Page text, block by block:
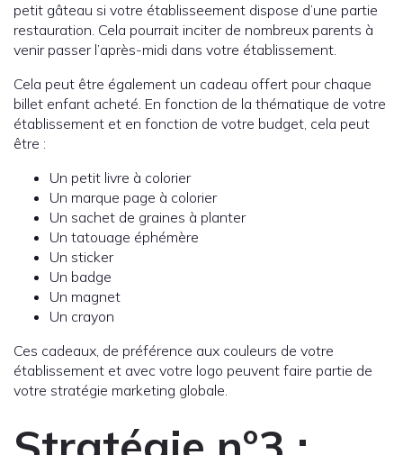
petit gâteau si votre établisseement dispose d’une partie
restauration. Cela pourrait inciter de nombreux parents à
venir passer l’après-midi dans votre établissement.
Cela peut être également un cadeau offert pour chaque
billet enfant acheté. En fonction de la thématique de votre
établissement et en fonction de votre budget, cela peut
être :
Un petit livre à colorier
Un marque page à colorier
Un sachet de graines à planter
Un tatouage éphémère
Un sticker
Un badge
Un magnet
Un crayon
Ces cadeaux, de préférence aux couleurs de votre
établissement et avec votre logo peuvent faire partie de
votre stratégie marketing globale.